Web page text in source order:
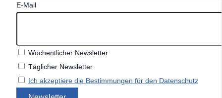
E-Mail
Wöchentlicher Newsletter
Täglicher Newsletter
Ich akzeptiere die Bestimmungen für den Datenschutz